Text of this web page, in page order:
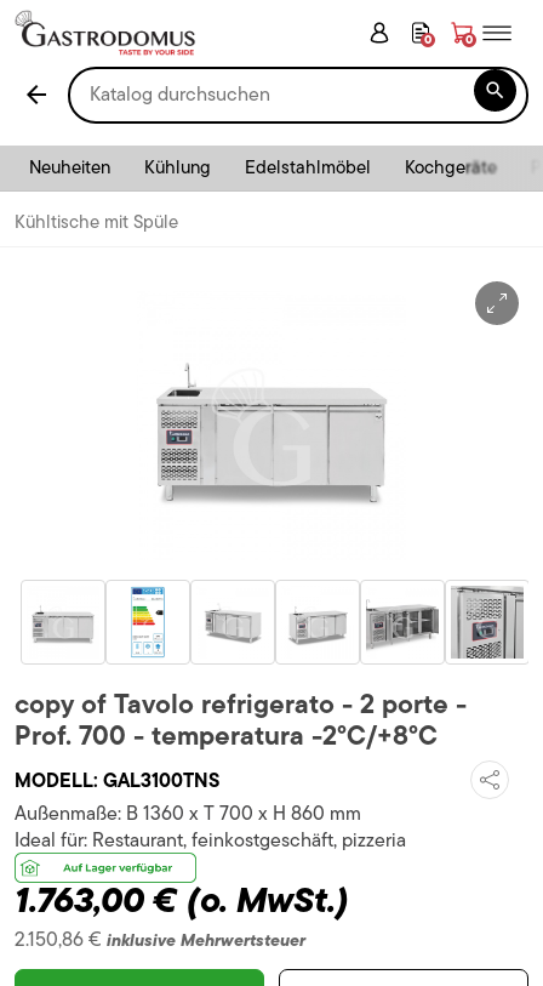
0 0
arrow_back 
Neuheiten Kühlung Edelstahlmöbel Kochgeräte
Kühltische mit Spüle
copy of Tavolo refrigerato - 2 porte -
Prof. 700 - temperatura -2°C/+8°C
MODELL: GAL3100TNS
Außenmaße: B 1360 x T 700 x H 860 mm
1.763,00 €(o. MwSt.)
2.150,86 € inklusive Mehrwertsteuer
Ideal für: Restaurant, feinkostgeschäft, pizzeria